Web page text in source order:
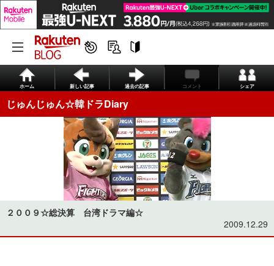
ホーム 新しい記事 過去の記事 コメント シェア
じゅんじゅん☆韓ドラDiary
２００９☆総決算 台湾ドラマ編☆
2009.12.29